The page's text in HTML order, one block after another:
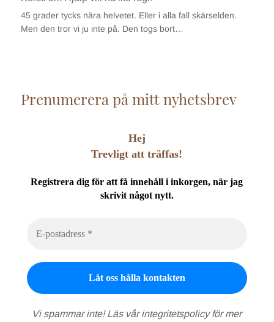
45 grader tycks nära helvetet. Eller i alla fall skärselden.
Men den tror vi ju inte på. Den togs bort…
Prenumerera på mitt nyhetsbrev
Hej
Trevligt att träffas!
Registrera dig för att få innehåll i inkorgen, när jag
skrivit något nytt.
Vi spammar inte! Läs vårintegritetspolicyför mer